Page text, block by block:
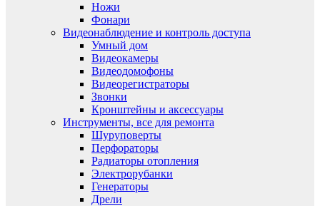
Ножи
Фонари
Видеонаблюдение и контроль доступа
Умный дом
Видеокамеры
Видеодомофоны
Видеорегистраторы
Звонки
Кронштейны и аксессуары
Инструменты, все для ремонта
Шуруповерты
Перфораторы
Радиаторы отопления
Электрорубанки
Генераторы
Дрели